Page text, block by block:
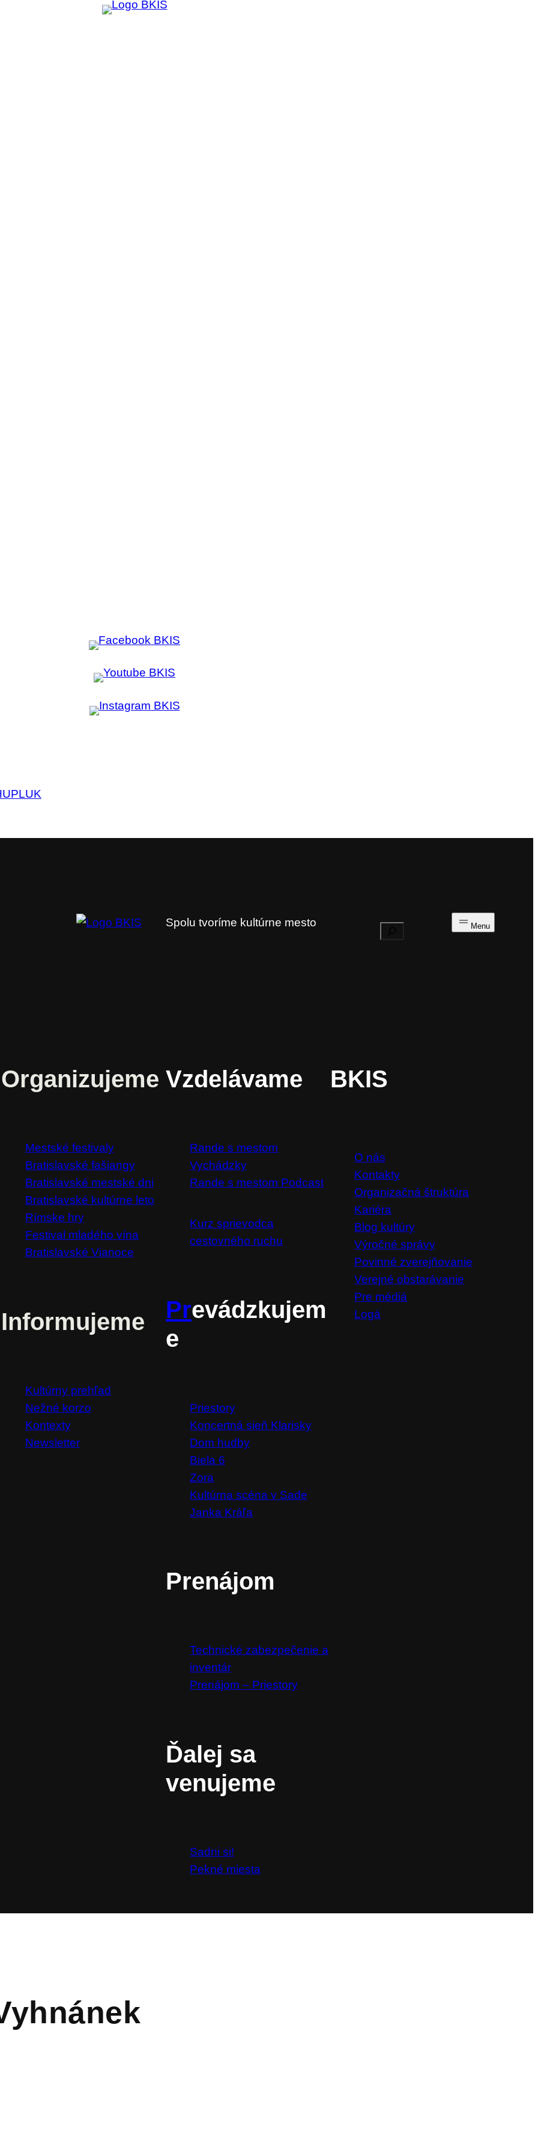
PLUK
Spolu tvoríme kultúrne mesto Menu
Organizujeme
Mestské festivaly
Bratislavské fašiangy
Bratislavské mestské dni
Bratislavské kultúrne leto
Rímske hry
Festival mladého vína
Bratislavské Vianoce
Informujeme
Kultúrny prehľad
Nežné korzo
Kontexty
Newsletter
Vzdelávame
Rande s mestom
Vychádzky
Rande s mestom Podcast
Kurz sprievodca
cestovného ruchu
Prevádzkujem
e
Priestory
Koncertná sieň Klarisky
Dom hudby
Biela 6
Zora
Kultúrna scéna v Sade
Janka Kráľa
Prenájom
Technické zabezpečenie a
inventár
Prenájom – Priestory
Ďalej sa
venujeme
Sadni si!
Pekné miesta
BKIS
O nás
Kontakty
Organizačná štruktúra
Kariéra
Blog kultúry
Výročné správy
Povinné zverejňovanie
Verejné obstarávanie
Pre médiá
Logá